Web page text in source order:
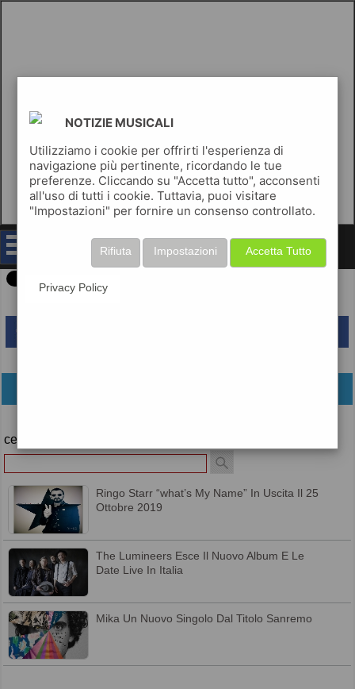
notizie musicali
cerca
Ringo Starr “what’s My Name” In Uscita Il 25
Ottobre 2019
The Lumineers Esce Il Nuovo Album E Le
Date Live In Italia
Mika Un Nuovo Singolo Dal Titolo Sanremo
NOTIZIE MUSICALI
Utilizziamo i cookie per offrirti l'esperienza di
navigazione più pertinente, ricordando le tue
preferenze. Cliccando su "Accetta tutto", acconsenti
all'uso di tutti i cookie. Tuttavia, puoi visitare
"Impostazioni" per fornire un consenso controllato.
Accetta Tutto
Impostazioni
Rifiuta
Privacy Policy